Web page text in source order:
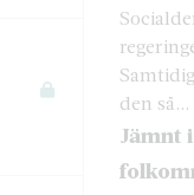
den så...
Jämnt